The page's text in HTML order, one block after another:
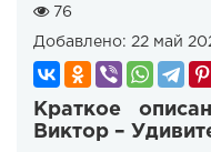
76
Добавлено: 22 май
Краткое
Виктор –